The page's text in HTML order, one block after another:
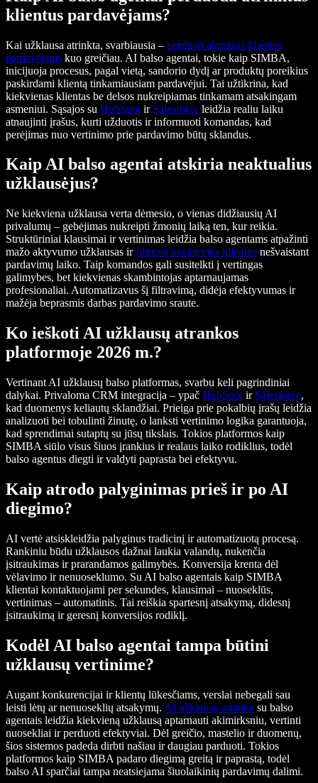
klientus pardavėjams?
Kai užklausa atrinkta, svarbiausia – perduoti atrinktus klientus
pardavėjams kuo greičiau. AI balso agentai, tokie kaip SIMBA,
inicijuoja procesus, pagal vietą, sandorio dydį ar produktų poreikius
paskirdami klientą tinkamiausiam pardavėjui. Tai užtikrina, kad
kiekvienas klientas be delsos nukreipiamas tinkamam atsakingam
asmeniui. Sąsajos su HubSpot ir Salesforce leidžia realiu laiku
atnaujinti įrašus, kurti užduotis ir informuoti komandas, kad
perėjimas nuo vertinimo prie pardavimo būtų sklandus.
Kaip AI balso agentai atskiria neaktualius
užklausėjus?
Ne kiekviena užklausa verta dėmesio, o vienas didžiausių AI
privalumų – gebėjimas nukreipti žmonių laiką ten, kur reikia.
Struktūriniai klausimai ir vertinimas leidžia balso agentams atpažinti
mažo aktyvumo užklausas irfiltruoti neaktyvius klientus nešvaistant
pardavimų laiko. Taip komandos gali susitelkti į vertingas
galimybes, bet kiekvienas skambintojas aptarnaujamas
profesionaliai. Automatizavus šį filtravimą, didėja efektyvumas ir
mažėja beprasmis darbas pardavimo sraute.
Ko ieškoti AI užklausų atrankos
platformoje 2026 m.?
Vertinant AI užklausų balso platformas, svarbu keli pagrindiniai
dalykai. Privaloma CRM integracija – ypač HubSpot ir Salesforce,
kad duomenys keliautų sklandžiai. Prieiga prie pokalbių įrašų leidžia
analizuoti bei tobulinti žinutę, o lanksti vertinimo logika garantuoja,
kad sprendimai sutaptų su jūsų tikslais. Tokios platformos kaip
SIMBA siūlo visus šiuos įrankius ir realaus laiko rodiklius, todėl
balso agentus diegti ir valdyti paprasta bei efektyvu.
Kaip atrodo palyginimas prieš ir po AI
diegimo?
AI vertė atsiskleidžia palyginus tradicinį ir automatizuotą procesą.
Rankiniu būdu užklausos dažnai laukia valandų, nukenčia
įsitraukimas ir prarandamos galimybės. Konversija krenta dėl
vėlavimo ir nenuoseklumo. Su AI balso agentais kaip SIMBA
klientai kontaktuojami per sekundes, klausimai – nuoseklūs,
vertinimas – automatinis. Tai reiškia spartesnį atsakymą, didesnį
įsitraukimą ir geresnį konversijos rodiklį.
Kodėl AI balso agentai tampa būtini
užklausų vertinime?
Augant konkurencijai ir klientų lūkesčiams, verslai nebegali sau
leisti lėtų ar nenuoseklių atsakymų. AI užklausų atranka su balso
agentais leidžia kiekvieną užklausą aptarnauti akimirksniu, vertinti
nuosekliai ir perduoti efektyviai. Dėl greičio, mastelio ir duomenų,
šios sistemos padeda dirbti našiau ir daugiau parduoti. Tokios
platformos kaip SIMBA padaro diegimą greitą ir paprastą, todėl
balso AI sparčiai tampa neatsiejama šiuolaikinių pardavimų dalimi.